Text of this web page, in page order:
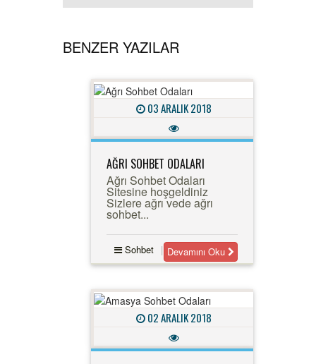
BENZER YAZILAR
03 ARALIK 2018
AĞRI SOHBET ODALARI
Ağrı Sohbet Odaları
Sitesine hoşgeldiniz
Sizlere ağrı vede ağrı
sohbet...
Sohbet Devamını Oku
02 ARALIK 2018